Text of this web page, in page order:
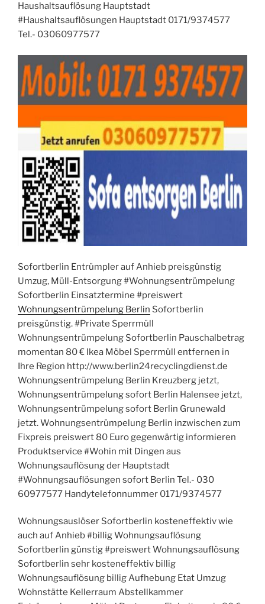
Haushaltsauflösung Hauptstadt
#Haushaltsauflösungen Hauptstadt 0171/9374577
Tel.- 03060977577
Sofortberlin Entrümpler auf Anhieb preisgünstig
Umzug, Müll-Entsorgung #Wohnungsentrümpelung
Sofortberlin Einsatztermine #preiswert
Wohnungsentrümpelung Berlin Sofortberlin
preisgünstig. #Private Sperrmüll
Wohnungsentrümpelung Sofortberlin Pauschalbetrag
momentan 80 € Ikea Möbel Sperrmüll entfernen in
Ihre Region http://www.berlin24recyclingdienst.de
Wohnungsentrümpelung Berlin Kreuzberg jetzt,
Wohnungsentrümpelung sofort Berlin Halensee jetzt,
Wohnungsentrümpelung sofort Berlin Grunewald
jetzt. Wohnungsentrümpelung Berlin inzwischen zum
Fixpreis preiswert 80 Euro gegenwärtig informieren
Produktservice #Wohin mit Dingen aus
Wohnungsauflösung der Hauptstadt
#Wohnungsauflösungen sofort Berlin Tel.- 030
60977577 Handytelefonnummer 0171/9374577
Wohnungsauslöser Sofortberlin kosteneffektiv wie
auch auf Anhieb #billig Wohnungsauflösung
Sofortberlin günstig #preiswert Wohnungsauflösung
Sofortberlin sehr kosteneffektiv billig
Wohnungsauflösung billig Aufhebung Etat Umzug
Wohnstätte Kellerraum Abstellkammer